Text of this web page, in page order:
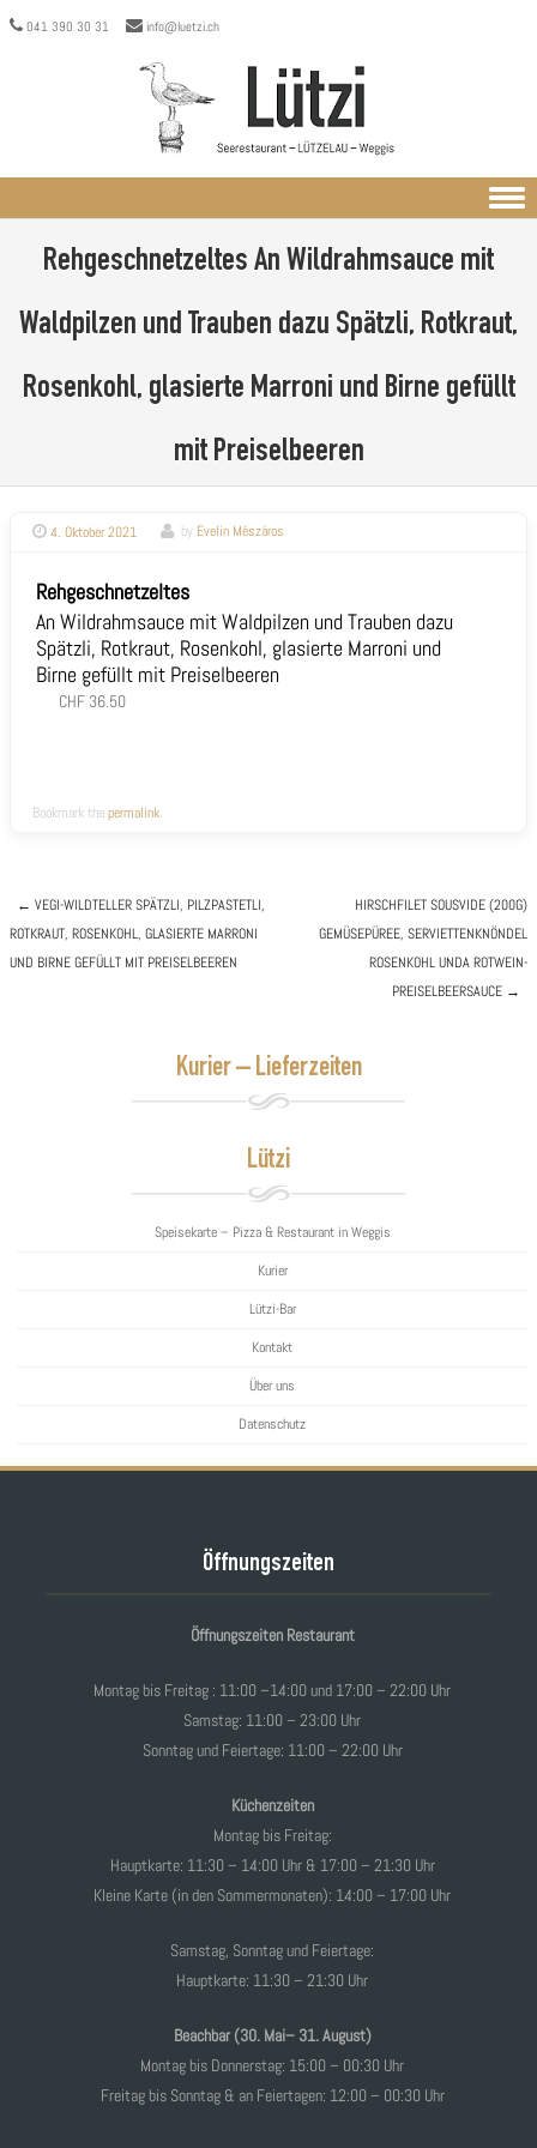
041 390 30 31 info@luetzi.ch
Rehgeschnetzeltes An Wildrahmsauce mit
Waldpilzen und Trauben dazu Spätzli, Rotkraut,
Rosenkohl, glasierte Marroni und Birne gefüllt
mit Preiselbeeren
4. Oktober 2021 by Evelin Mészáros
Rehgeschnetzeltes
An Wildrahmsauce mit Waldpilzen und Trauben dazu
Spätzli, Rotkraut, Rosenkohl, glasierte Marroni und
Birne gefüllt mit Preiselbeeren
CHF 36.50
Bookmark thepermalink.
Post navigation
← VEGI-WILDTELLERSPÄTZLI, PILZPASTETLI,
ROTKRAUT, ROSENKOHL, GLASIERTE MARRONI
UND BIRNE GEFÜLLT MIT PREISELBEEREN
HIRSCHFILET SOUSVIDE (200G)
GEMÜSEPÜREE, SERVIETTENKNÖNDEL
ROSENKOHL UNDA ROTWEIN-
PREISELBEERSAUCE →
Kurier – Lieferzeiten
Lützi
Speisekarte – Pizza & Restaurant in Weggis
Kurier
Lützi-Bar
Kontakt
Über uns
Datenschutz
Öffnungszeiten
Öffnungszeiten Restaurant
Montag bis Freitag : 11:00 –14:00 und 17:00 – 22:00 Uhr
Samstag: 11:00 – 23:00 Uhr
Sonntag und Feiertage: 11:00 – 22:00 Uhr
Küchenzeiten
Montag bis Freitag:
Hauptkarte: 11:30 – 14:00 Uhr & 17:00 – 21:30 Uhr
Kleine Karte (in den Sommermonaten): 14:00 – 17:00 Uhr
Samstag, Sonntag und Feiertage:
Hauptkarte: 11:30 – 21:30 Uhr
Beachbar (30. Mai– 31. August)
Montag bis Donnerstag: 15:00 – 00:30 Uhr
Freitag bis Sonntag & an Feiertagen: 12:00 – 00:30 Uhr